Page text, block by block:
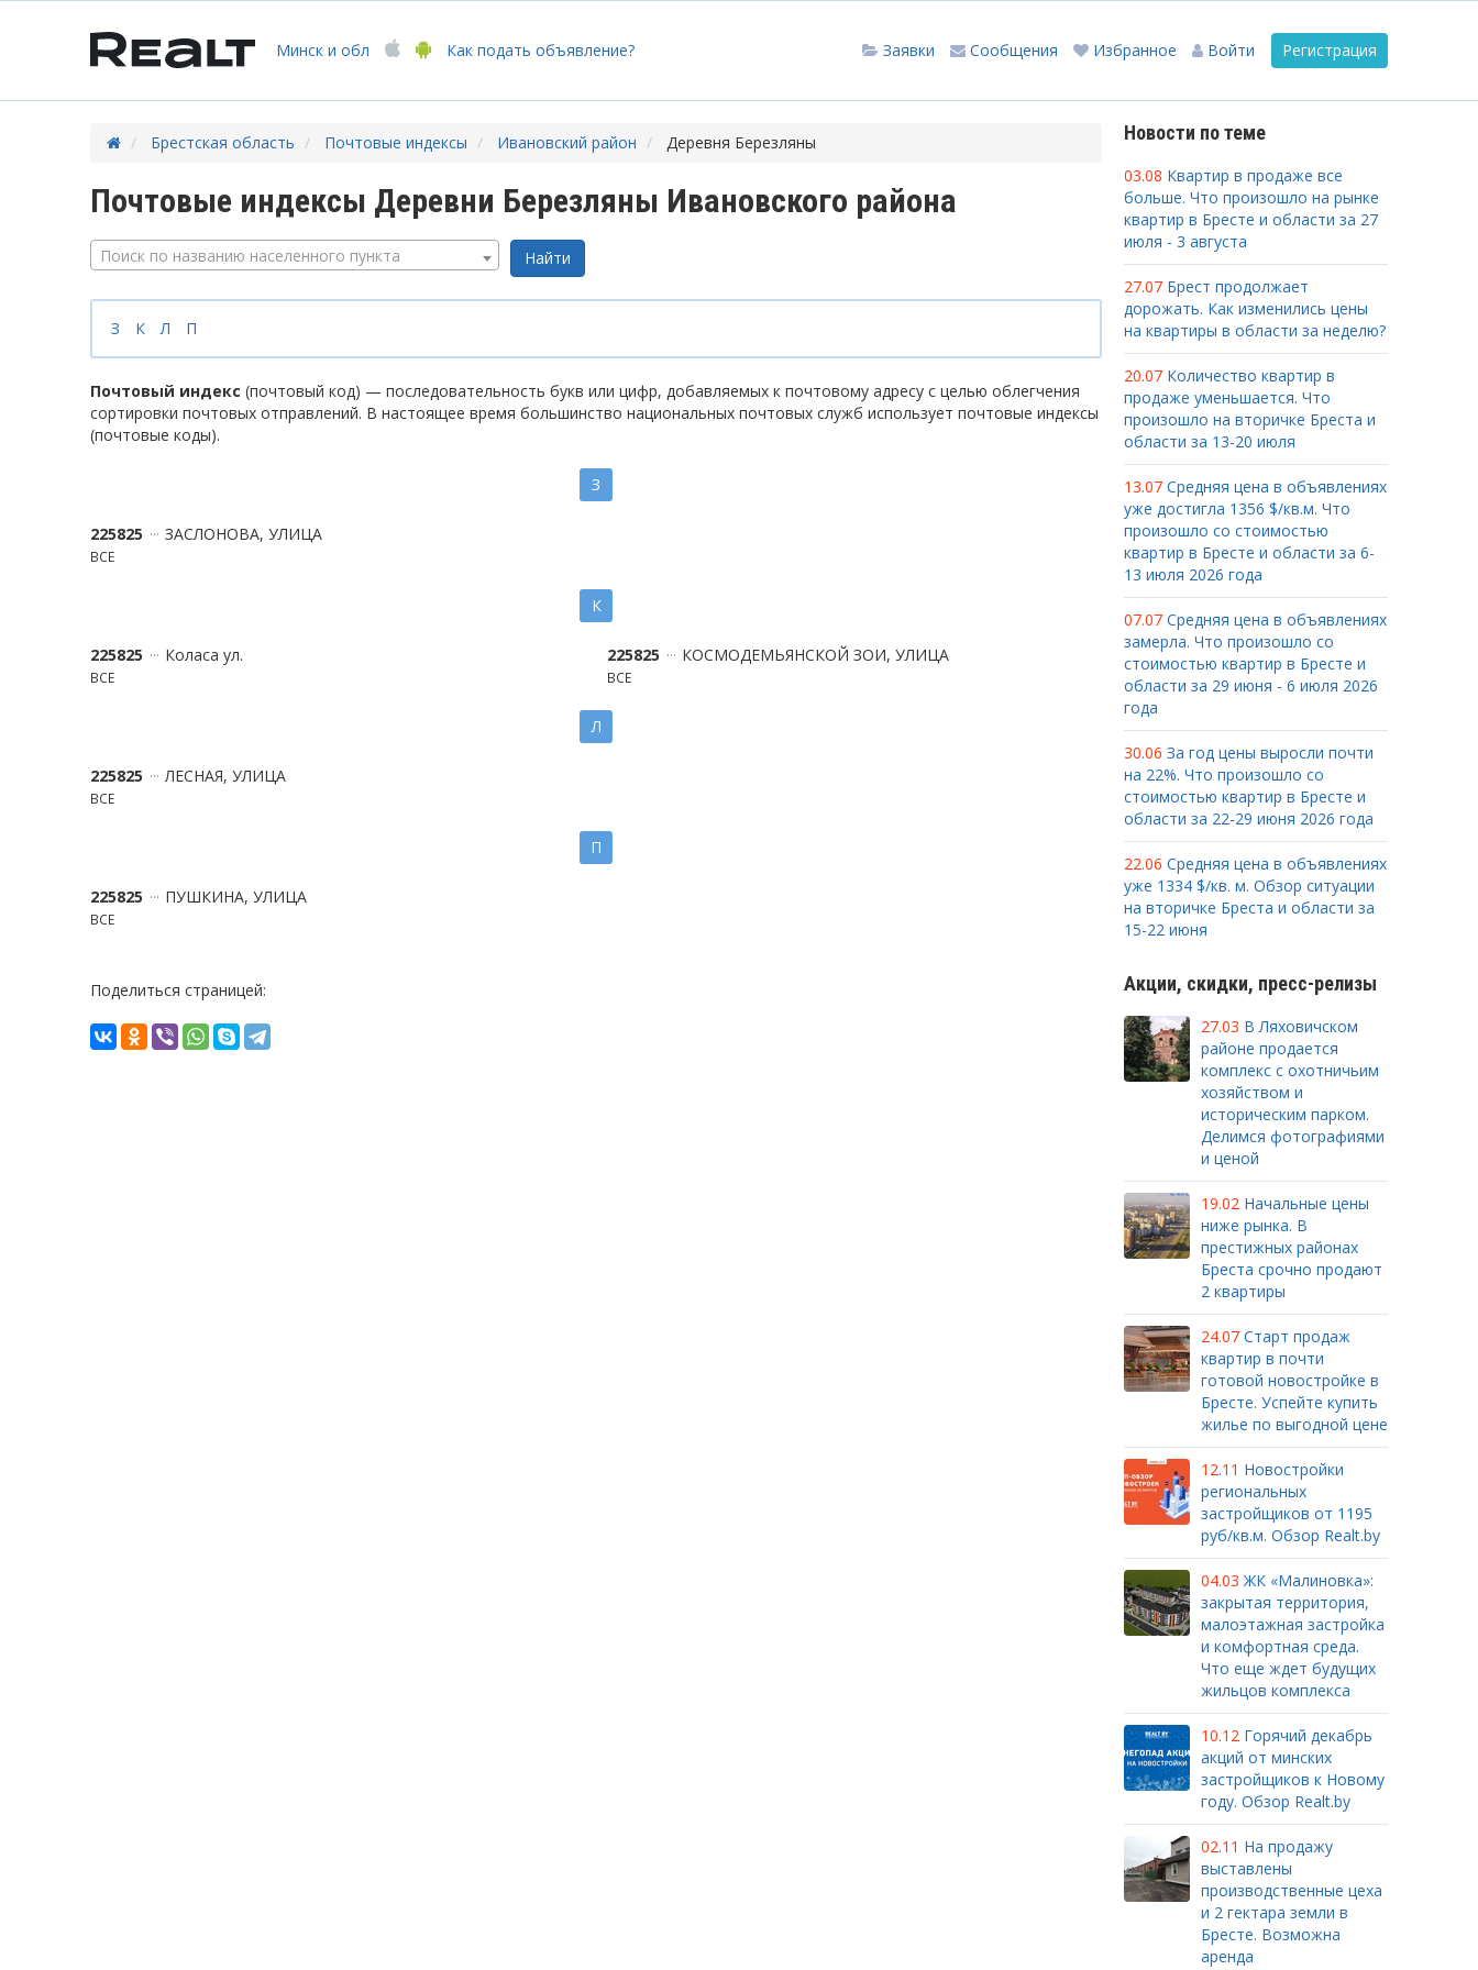
Минск и обл Как подать объявление? Регистрация
Войти
Избранное
Сообщения
Заявки
Брестская область Почтовые индексы Ивановский район Деревня Березляны
Почтовые индексы Деревни Березляны Ивановского района
Поиск по названию населенного пункта
З К Л П
Почтовый индекс (почтовый код) — последовательность букв или цифр, добавляемых к почтовому адресу с целью облегчения
сортировки почтовых отправлений. В настоящее время большинство национальных почтовых служб использует почтовые индексы
(почтовые коды).
З
225825 ЗАСЛОНОВА, УЛИЦА
ВСЕ
К
225825 Коласа ул.
ВСЕ
225825 КОСМОДЕМЬЯНСКОЙ ЗОИ, УЛИЦА
ВСЕ
Л
225825 ЛЕСНАЯ, УЛИЦА
ВСЕ
П
225825 ПУШКИНА, УЛИЦА
ВСЕ
Поделиться страницей:
Новости по теме
03.08 Квартир в продаже все
больше. Что произошло на рынке
квартир в Бресте и области за 27
июля - 3 августа
27.07 Брест продолжает
дорожать. Как изменились цены
на квартиры в области за неделю?
20.07 Количество квартир в
продаже уменьшается. Что
произошло на вторичке Бреста и
области за 13-20 июля
13.07 Средняя цена в объявлениях
уже достигла 1356 $/кв.м. Что
произошло со стоимостью
квартир в Бресте и области за 6-
13 июля 2026 года
07.07 Средняя цена в объявлениях
замерла. Что произошло со
стоимостью квартир в Бресте и
области за 29 июня - 6 июля 2026
года
30.06 За год цены выросли почти
на 22%. Что произошло со
стоимостью квартир в Бресте и
области за 22-29 июня 2026 года
22.06 Средняя цена в объявлениях
уже 1334 $/кв. м. Обзор ситуации
на вторичке Бреста и области за
15-22 июня
Акции, скидки, пресс-релизы
27.03 В Ляховичском
районе продается
комплекс с охотничьим
хозяйством и
историческим парком.
Делимся фотографиями
и ценой
19.02 Начальные цены
ниже рынка. В
престижных районах
Бреста срочно продают
2 квартиры
24.07 Старт продаж
квартир в почти
готовой новостройке в
Бресте. Успейте купить
жилье по выгодной цене
12.11 Новостройки
региональных
застройщиков от 1195
руб/кв.м. Обзор Realt.by
04.03 ЖК «Малиновка»:
закрытая территория,
малоэтажная застройка
и комфортная среда.
Что еще ждет будущих
жильцов комплекса
10.12 Горячий декабрь
акций от минских
застройщиков к Новому
году. Обзор Realt.by
02.11 На продажу
выставлены
производственные цеха
и 2 гектара земли в
Бресте. Возможна
аренда